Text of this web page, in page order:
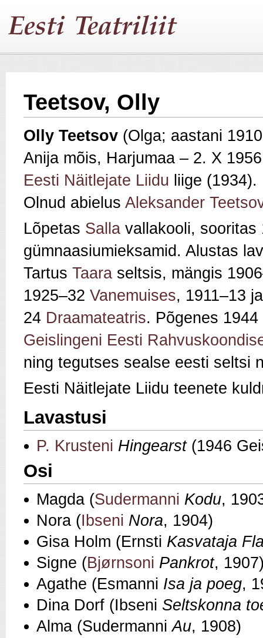
Teetsov, Olly
Olly Teetsov (Olga; aastani
Anija mõis, Harjumaa – 2. X
Eesti Näitlejate Liidu liige
Olnud abielus Aleksander
Lõpetas Salla vallakooli,
gümnaasiumieksamid. Alustas
Tartus Taara seltsis, mängis
1925–32 Vanemuises, 1911–13
24 Draamateatris. Põgenes 1944
Geislingeni Eesti
ning tegutses sealse eesti seltsi
Eesti Näitlejate Liidu teenete
Lavastusi
P. Krusteni Hingearst(1946
Osi
Magda (Sudermanni Kodu,
Nora (Ibseni Nora, 1904)
Gisa Holm (Ernsti Kasvataja
Signe (Bjørnsoni Pankrot,
Agathe (Esmanni Isa ja poeg,
Dina Dorf (Ibseni Seltskonna
Alma (SudermanniAu, 1908)